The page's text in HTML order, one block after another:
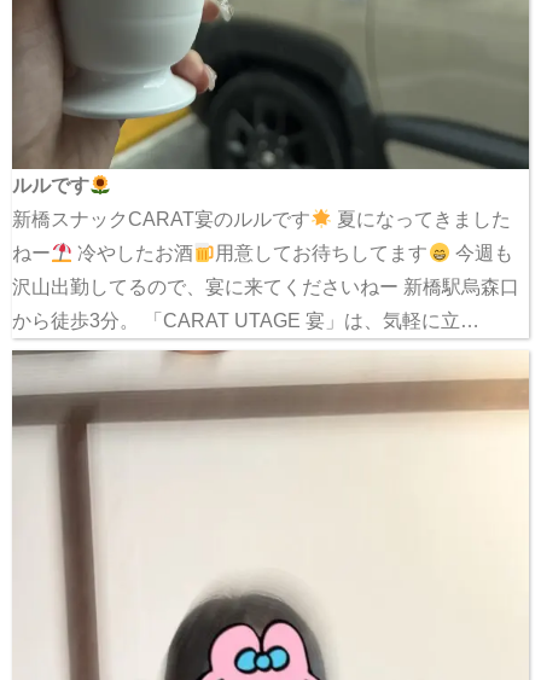
ルルです
新橋スナックCARAT宴のルルです
夏になってきました
ねー
冷やしたお酒 用意してお待ちしてます
今週も
沢山出勤してるので、宴に来てくださいねー 新橋駅烏森口
から徒歩3分。 「CARAT UTAGE 宴」は、気軽に立…